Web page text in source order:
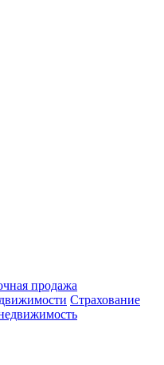
продажа
Страхование